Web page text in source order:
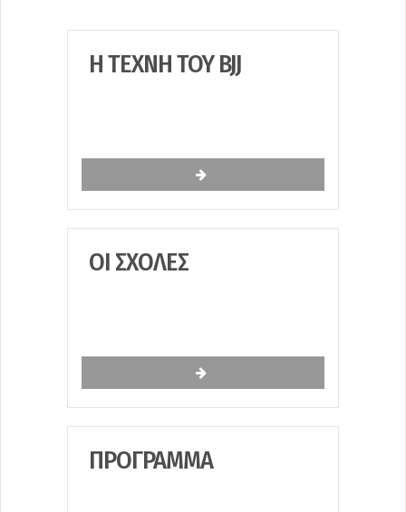
Η ΤΈΧΝΗ ΤΟΥ BJJ
ΟΙ ΣΧΟΛΈΣ
ΠΡΌΓΡΑΜΜΑ